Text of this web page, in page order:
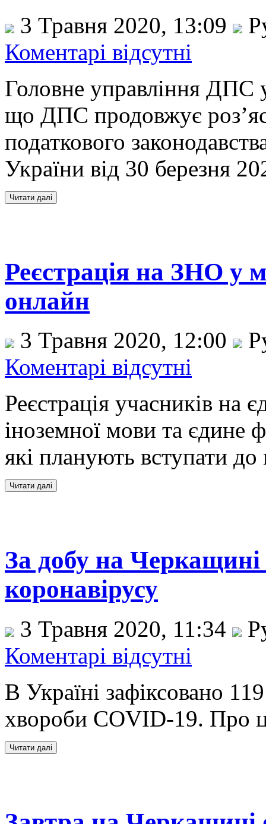
3 Травня 2020, 13:09
Коментарі відсутні
Головне управління ДПС
що ДПС продовжує
податкового
України від 30 березня
Реєстрація на ЗНО у
онлайн
3 Травня 2020, 12:00
Коментарі відсутні
Реєстрація учасників на
іноземної мови та єдине
які планують вступати до
За добу на
коронавірусу
3 Травня 2020, 11:34
Коментарі відсутні
В Україні зафіксовано
хвороби COVID-19. Про